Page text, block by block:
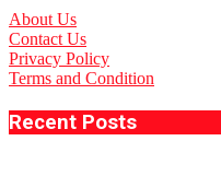
About Us
Contact Us
Privacy Policy
Terms and Condition
Recent Posts